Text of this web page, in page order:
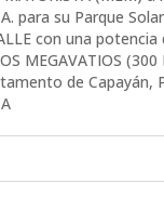
para su Parque
con una potencia
MEGAVATIOS
de Capayán,